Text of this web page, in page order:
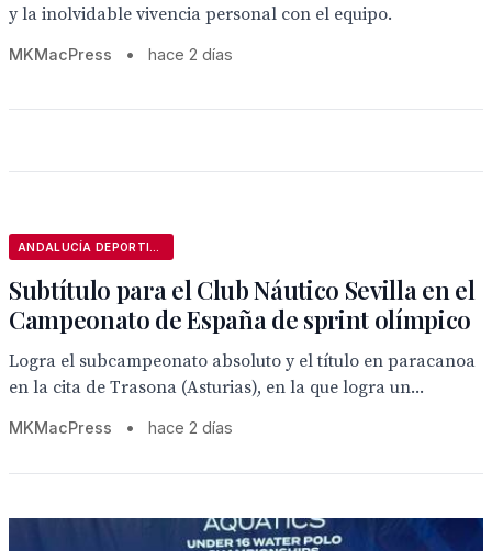
y la inolvidable vivencia personal con el equipo.
MKMacPress • hace 2 días
Subtítulo para el Club Náutico Sevilla en el
Campeonato de España de sprint olímpico
Logra el subcampeonato absoluto y el título en paracanoa
en la cita de Trasona (Asturias), en la que logra un...
MKMacPress • hace 2 días